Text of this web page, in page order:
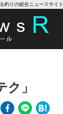
釣りの総合ニュースサイト
」